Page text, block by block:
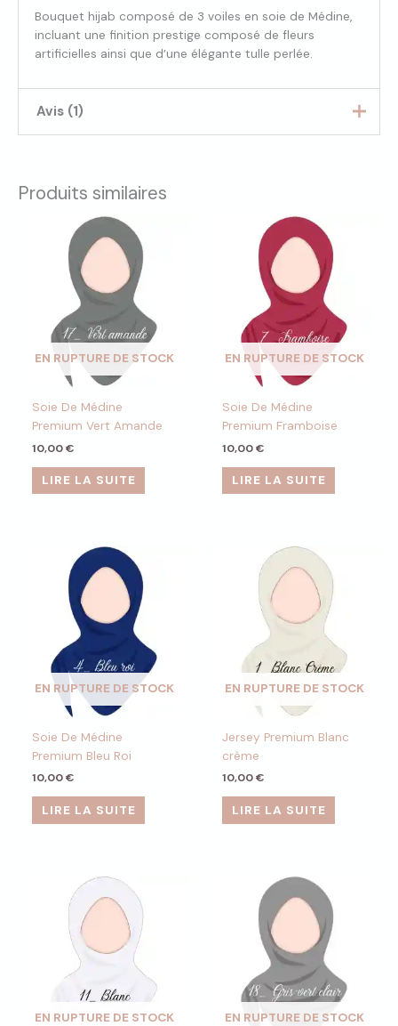
Bouquet hijab composé de 3 voiles en soie de Médine,
incluant une finition prestige composé de fleurs
artificielles ainsi que d’une élégante tulle perlée.
Avis (1)
Note 5sur
incroyable ! Quand je l’ai offert, la
personne a vraiment cru que c’était un
vrai bouquet de roses tellement la
présentation était soignée. En plus, ça
sentait super bon, comme un bouquet de
fleurs fraîchement coupées.
Le petit détail qui fait toute la différence,
c’est le pot, qui cache une surprise
encore plus, c’est la finition prestige : elle
donne un côté vraiment haut de gamme
au bouquet, presque luxueux. Ça ne passe
pas inaperçu et ça impressionne dès le
premier regard.
Seuls les clients connectés ayant acheté ce produit ont
la possibilité de laisser un avis.
Produits similaires
EN RUPTURE DE STOCK
Soie De Médine
Premium Vert Amande
10,00€
LIRE LA SUITE
EN RUPTURE DE STOCK
Soie De Médine
Premium Framboise
10,00€
LIRE LA SUITE
EN RUPTURE DE STOCK
Soie De Médine
Premium Bleu Roi
10,00€
LIRE LA SUITE
EN RUPTURE DE STOCK
Jersey Premium Blanc
crème
10,00€
LIRE LA SUITE
EN RUPTURE DE STOCK EN RUPTURE DE STOCK